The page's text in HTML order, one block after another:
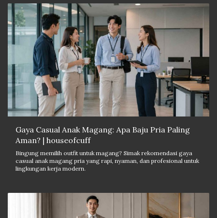
Gaya Casual Anak Magang: Apa Baju Pria Paling
Aman? | houseofcuff
Bingung memilih outfit untuk magang? Simak rekomendasi gaya
casual anak magang pria yang rapi, nyaman, dan profesional untuk
lingkungan kerja modern.